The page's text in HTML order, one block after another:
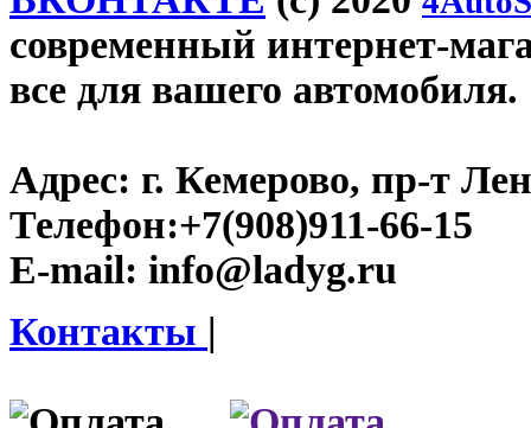
современный интернет-
все для вашего автомобиля.
Адрес: г. Кемерово, пр-т
Телефон:+7(908)911-66-15
E-mail: info@ladyg.ru
Контакты |